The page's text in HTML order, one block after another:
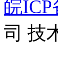
皖ICP
司 技